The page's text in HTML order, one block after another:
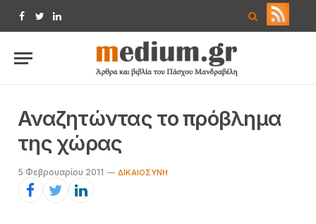
Facebook
TwitterLinkedIn
Αναζητώντας το πρόβλημα
της χώρας
5 Φεβρουαρίου 2011 ΔΙΚΑΙΟΣΎΝΗ